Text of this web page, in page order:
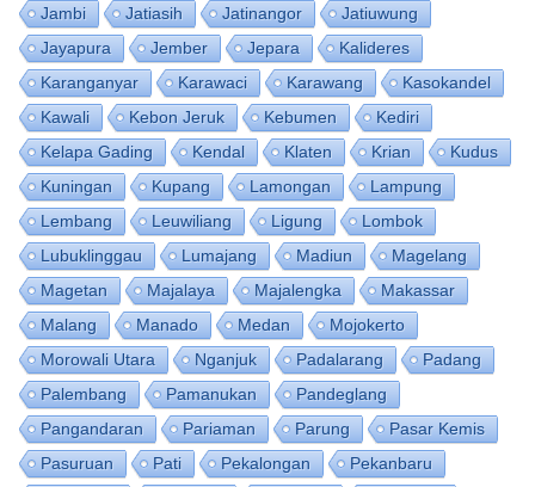
Jambi
Jatiasih Jatinangor
Jatiuwung
Jayapura
Jember Jepara
Kalideres
Karanganyar
Karawaci Karawang
Kasokandel
Kawali
Kebon Jeruk Kebumen
Kediri
Kelapa Gading
Kendal Klaten Krian
Kudus
Kuningan
Kupang Lamongan
Lampung
Lembang
Leuwiliang Ligung
Lombok
Lubuklinggau
Lumajang Madiun
Magelang
Magetan
Majalaya Majalengka
Makassar
Malang
Manado Medan
Mojokerto
Morowali Utara
Nganjuk Padalarang
Padang
Palembang
Pamanukan
Pandeglang
Pangandaran
Pariaman Parung
Pasar Kemis
Pasuruan
Pati Pekalongan
Pekanbaru